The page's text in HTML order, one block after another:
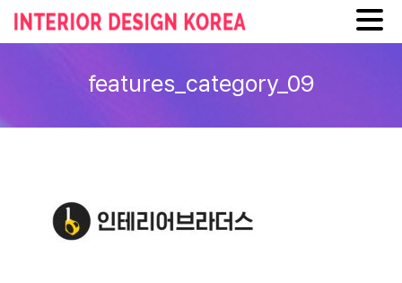
Skip
features_category_09